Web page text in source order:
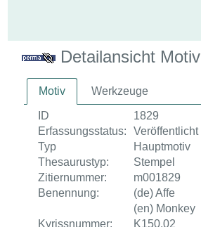
Detailansicht Motiv
Motiv Werkzeuge
ID
1829
Erfassungsstatus:
Veröffentlicht
Typ
Hauptmotiv
Thesaurustyp:
Stempel
Zitiernummer:
m001829
Benennung:
(de) Affe
(en) Monkey
Kyrissnummer:
K150.02